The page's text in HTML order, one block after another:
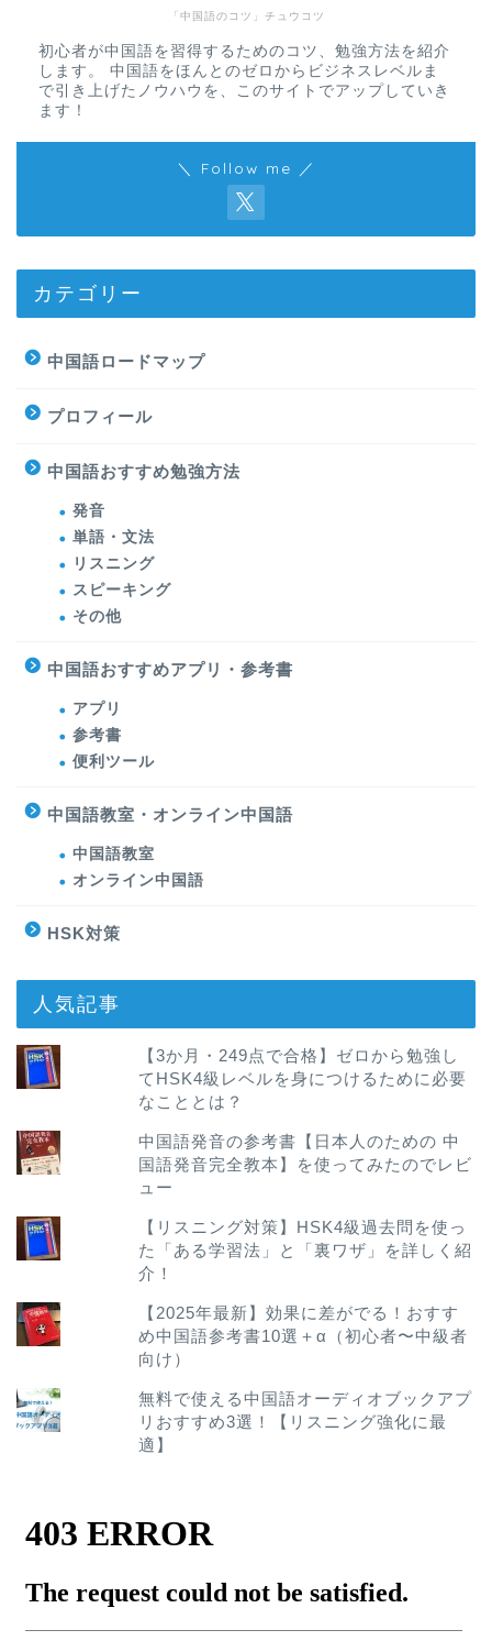
「中国語のコツ」チュウコツ
初心者が中国語を習得するためのコツ、勉強方法を紹介
します。 中国語をほんとのゼロからビジネスレベルま
で引き上げたノウハウを、このサイトでアップしていき
ます！
＼ Follow me ／
カテゴリー
中国語ロードマップ
プロフィール
中国語おすすめ勉強方法
発音
単語・文法
リスニング
スピーキング
その他
中国語おすすめアプリ・参考書
アプリ
参考書
便利ツール
中国語教室・オンライン中国語
中国語教室
オンライン中国語
HSK対策
人気記事
【3か月・249点で合格】ゼロから勉強し
てHSK4級レベルを身につけるために必要
なこととは？
中国語発音の参考書【日本人のための 中
国語発音完全教本】を使ってみたのでレビ
ュー
【リスニング対策】HSK4級過去問を使っ
た「ある学習法」と「裏ワザ」を詳しく紹
介！
【2025年最新】効果に差がでる！おすす
め中国語参考書10選＋α（初心者〜中級者
向け）
無料で使える中国語オーディオブックアプ
リおすすめ3選！【リスニング強化に最
適】